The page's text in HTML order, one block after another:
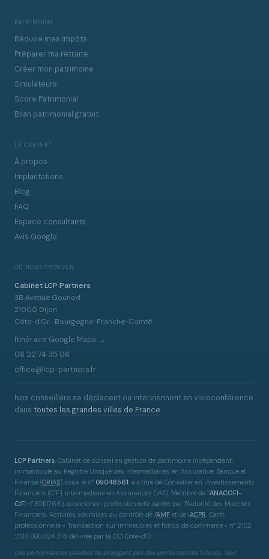
PATRIMOINE
Réduire mes impôts
Préparer ma retraite
Créer mon patrimoine
Simulateurs
Score Patrimonial
Bilan patrimonial gratuit
LE CABINET
À propos
Implantations
Blog
FAQ
Espace consultants
Avis Google
OÙ NOUS TROUVER
Cabinet LCP Partners
3B Avenue Gounod
21000 Dijon
Côte-d'Or · Bourgogne-Franche-Comté
Itinéraire Google Maps →
06 22 74 35 06
office@lcp-partners.fr
Nos conseillers se déplacent ou interviennent en visioconférence
dans toutes les grandes villes de France.
LCP Partners , Cabinet de conseil en gestion de patrimoine indépendant,
immatriculé au Registre Unique des Intermédiaires en Assurance, Banque et
Finance (ORIAS) sous le n° 09046561 , au titre de Conseiller en Investissements
Financiers (CIF), Intermédiaire en Assurances (IAS). Membre de l'ANACOFI-
CIF(n° E010766), association professionnelle agréée par l'Autorité des Marchés
Financiers. Activités soumises au contrôle de l'AMF et de l'ACPR . Carte
professionnelle « Transaction sur immeubles et fonds de commerce » n° 2102
2018 000 024 318 délivrée par la CCI Côte-d'Or.
Les performances passées ne préjugent pas des performances futures. Tout